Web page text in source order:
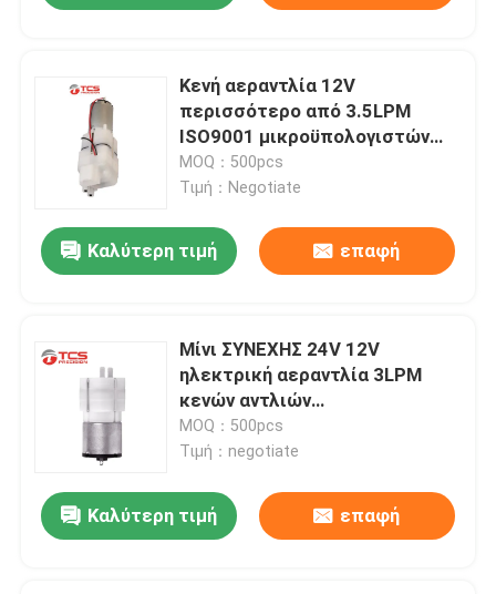
Κενή αεραντλία 12V
περισσότερο από 3.5LPM
ISO9001 μικροϋπολογιστών
καθισμάτων αυτοκινήτων
εγκεκριμένη
MOQ：500pcs
Τιμή：Negotiate
Καλύτερη τιμή επαφή
Μίνι ΣΥΝΕΧΗΣ 24V 12V
ηλεκτρική αεραντλία 3LPM
κενών αντλιών
μικροϋπολογιστών - 7LPM για
Massager
MOQ：500pcs
Τιμή：negotiate
Καλύτερη τιμή επαφή